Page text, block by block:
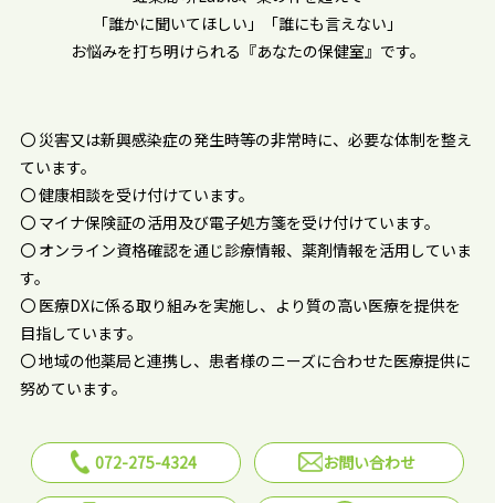
「誰かに聞いてほしい」「誰にも言えない」
お悩みを打ち明けられる『あなたの保健室』です。
〇 災害又は新興感染症の発生時等の非常時に、必要な体制を整え
ています。
〇 健康相談を受け付けています。
〇 マイナ保険証の活用及び電子処方箋を受け付けています。
〇 オンライン資格確認を通じ診療情報、薬剤情報を活用していま
す。
〇 医療DXに係る取り組みを実施し、より質の高い医療を提供を
目指しています。
〇 地域の他薬局と連携し、患者様のニーズに合わせた医療提供に
努めています。
072-275-4324 お問い合わせ